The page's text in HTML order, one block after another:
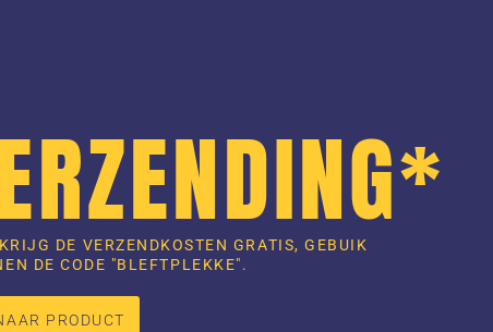
DE VERZENDKOSTEN GRATIS, GEBUIK
DE CODE "BLEFTPLEKKE".
PRODUCT